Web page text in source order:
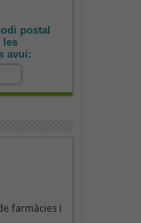
postal
les
avui:
farmàcies i